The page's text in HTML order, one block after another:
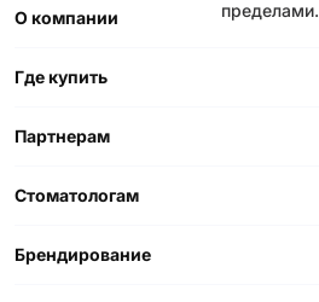
пределами.
О компании
Где купить
Партнерам
Стоматологам
Брендирование